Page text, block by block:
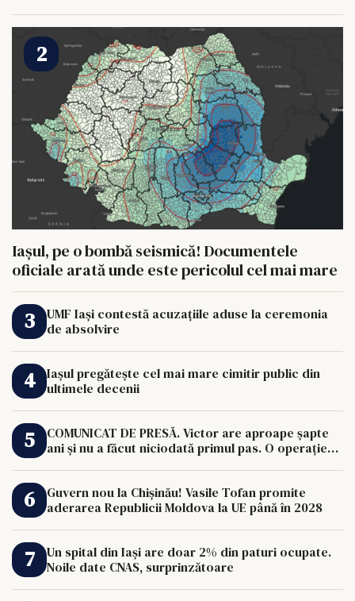
HRANI UN ELEFANT
Iașul, pe o bombă seismică! Documentele
oficiale arată unde este pericolul cel mai mare
UMF Iași contestă acuzațiile aduse la ceremonia
de absolvire
Iașul pregătește cel mai mare cimitir public din
ultimele decenii
COMUNICAT DE PRESĂ. Victor are aproape șapte
ani și nu a făcut niciodată primul pas. O operație
Guvern nou la Chișinău! Vasile Tofan promite
aderarea Republicii Moldova la UE până în 2028
Un spital din Iași are doar 2% din paturi ocupate.
Noile date CNAS, surprinzătoare